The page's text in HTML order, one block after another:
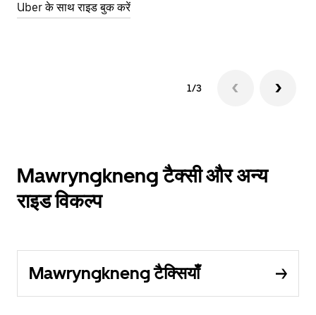
Uber के साथ राइड बुक करें
1/3
Mawryngkneng टैक्सी और अन्य
राइड विकल्प
Mawryngkneng टैक्सियाँ